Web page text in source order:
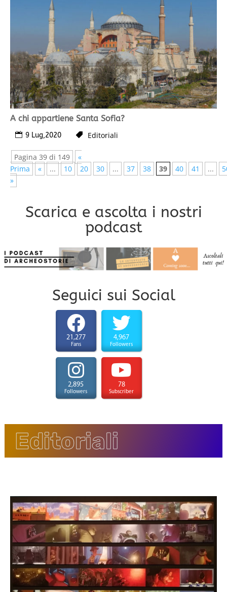
A chi appartiene Santa Sofia?
9 Lug,2020 Editoriali
Pagina 39 di 149
«
Prima
« ... 10 20 30 ... 37 38 39 40 41 ...
»
Scarica e ascolta i nostri
podcast
Seguici sui Social
21,277
Fans
4,967
Followers
2,895
Followers
78
Subscriber
Editoriali